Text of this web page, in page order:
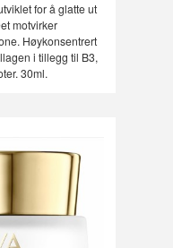
for å glatte ut
motvirker
Høykonsentrert
i tillegg til B3,
30ml.